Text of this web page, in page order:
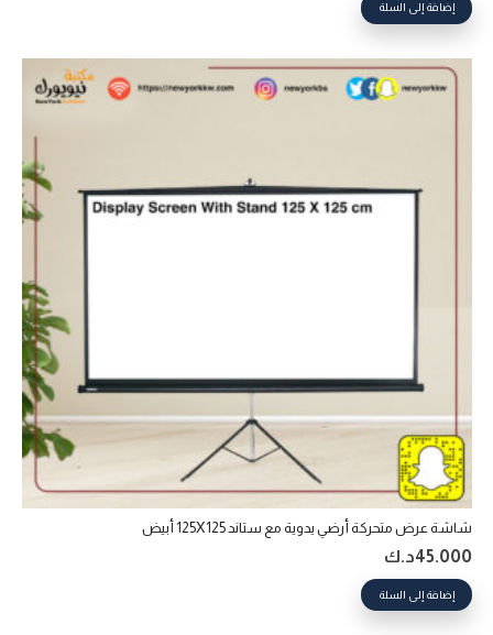
إضافة إلى السلة
شاشة عرض متحركة أرضي يدوية مع ستاند 125X125 أبيض
45.000د.ك
إضافة إلى السلة